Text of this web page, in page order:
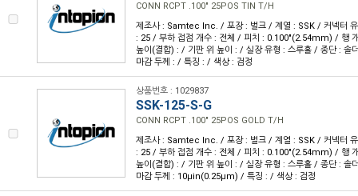
CONN RCPT .100" 25POS TIN T/H
제조사 : Samtec Inc. / 포장 : 벌크 / 계열 : SSK / 커넥터
: 25 / 부하 접점 개수 : 전체 / 피치 : 0.100"(2.54mm) / 행
높이(결합) : / 기판 위 높이 : / 실장 유형 : 스루홀 / 종단 : 솔
마감 두께 : / 특징 : / 색상 : 검정
상품번호 : 1029837
SSK-125-S-G
CONN RCPT .100" 25POS GOLD T/H
제조사 : Samtec Inc. / 포장 : 벌크 / 계열 : SSK / 커넥터
: 25 / 부하 접점 개수 : 전체 / 피치 : 0.100"(2.54mm) / 행
높이(결합) : / 기판 위 높이 : / 실장 유형 : 스루홀 / 종단 : 솔
마감 두께 : 10µin(0.25µm) / 특징 : / 색상 : 검정